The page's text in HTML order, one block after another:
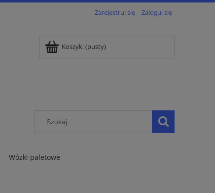
Zarejestruj się Zaloguj się
Koszyk:(pusty)
Wózki paletowe